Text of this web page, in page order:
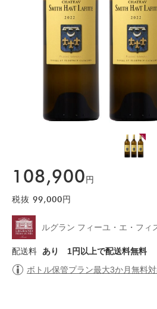
108,900 円
税抜 99,000 円
ルグラン フィーユ・エ・フ
配送料 あり
1円以上で配送料無料
ボトル保管プラン最大3か月無料対